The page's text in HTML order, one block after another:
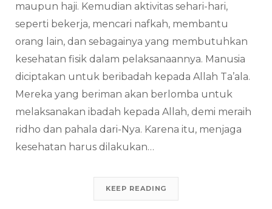
maupun haji. Kemudian aktivitas sehari-hari,
seperti bekerja, mencari nafkah, membantu
orang lain, dan sebagainya yang membutuhkan
kesehatan fisik dalam pelaksanaannya. Manusia
diciptakan untuk beribadah kepada Allah Ta’ala.
Mereka yang beriman akan berlomba untuk
melaksanakan ibadah kepada Allah, demi meraih
ridho dan pahala dari-Nya. Karena itu, menjaga
kesehatan harus dilakukan…
KEEP READING